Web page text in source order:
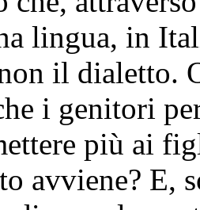
lingua, in
il dialetto.
i genitori
più ai
avviene? E,